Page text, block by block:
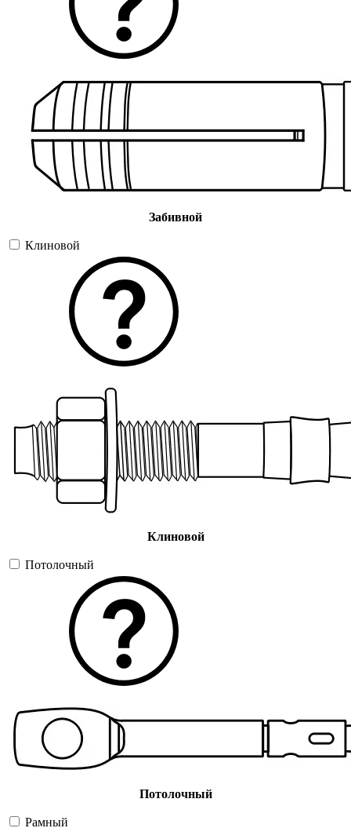
Забивной
Клиновой
Клиновой
Потолочный
Потолочный
Рамный